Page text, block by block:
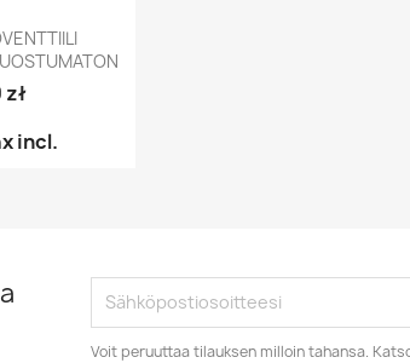
incl.
Voit peruuttaa tilauksen milloin tahansa.